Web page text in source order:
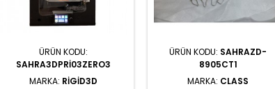
ÜRÜN KODU:
SAHRA3DPRI03ZERO3
MARKA: RIGID3D
ÜRÜN KODU: SAHRAZD-
8905CT1
MARKA: CLASS